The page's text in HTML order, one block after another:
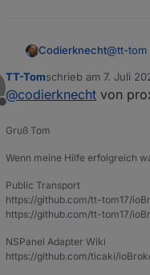
Codierknecht@tt-tom
an
Offline
TT-Tomschrieb am 7. Juli
zuletzt editiert von
@codierknecht von
Gruß Tom
Wenn meine Hilfe erfolgreich
Public Transport
https://github.com/tt-tom17/
https://github.com/tt-tom17/
NSPanel Adapter Wiki
https://github.com/ticaki/